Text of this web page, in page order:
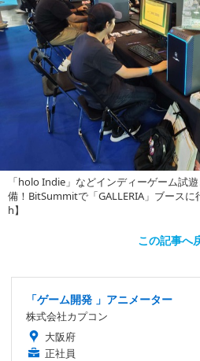
「holo Indie」などインディーゲーム試
備！BitSummitで「GALLERIA」ブース
h】
この記事へ
「ゲーム開発 」アニメーター
株式会社カプコン
大阪府
正社員